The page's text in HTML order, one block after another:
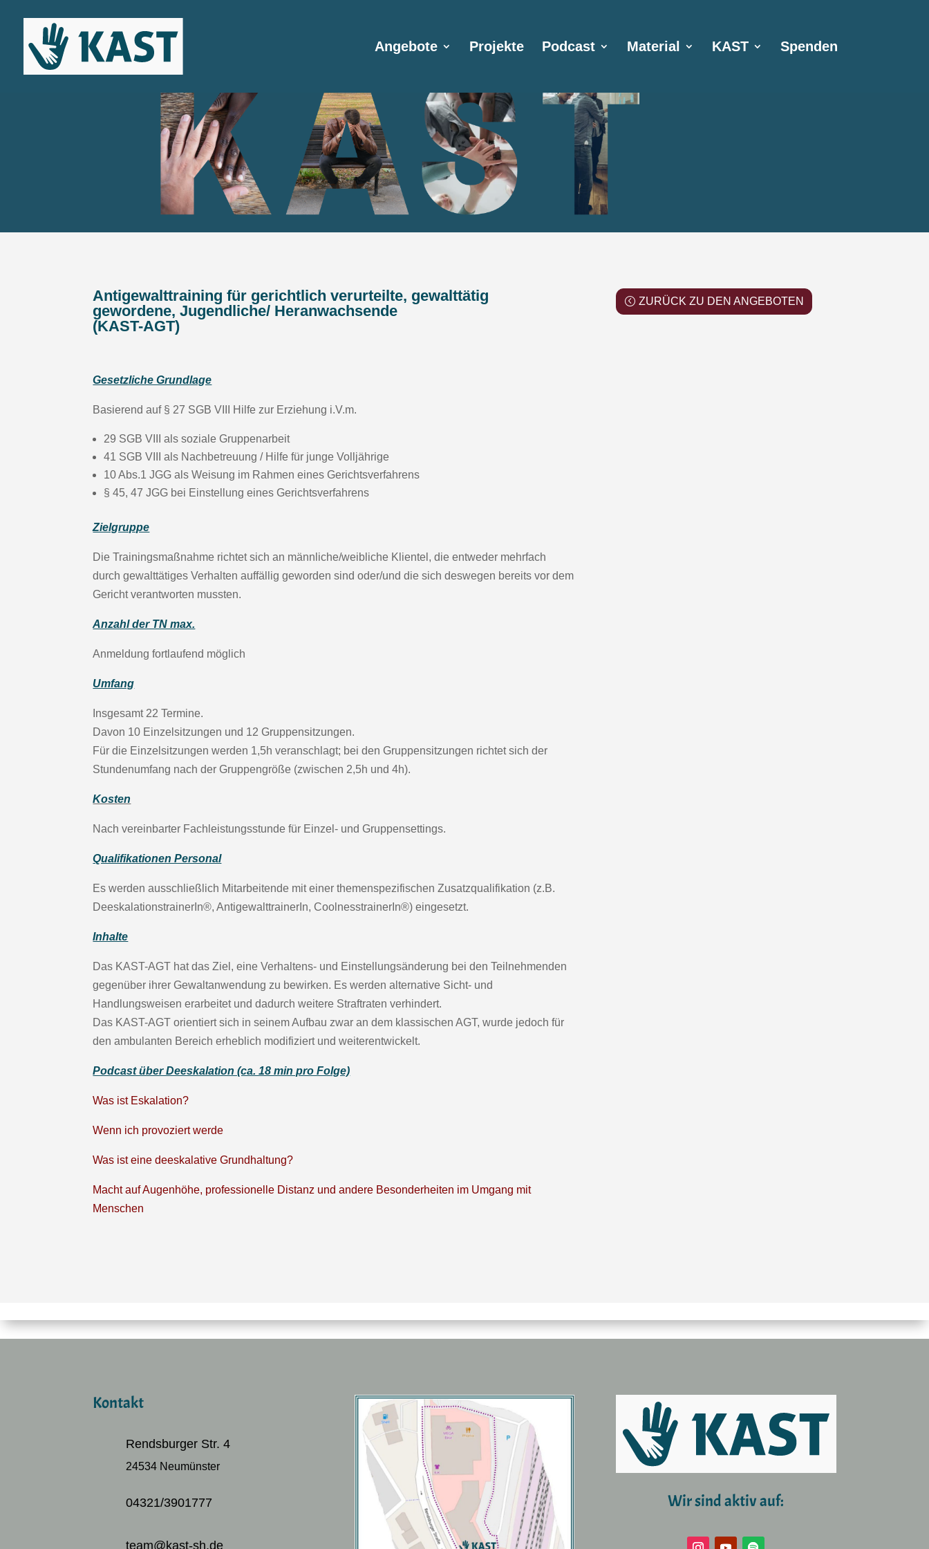
Angebote Projekte Podcast Material KAST Spenden
Antigewalttraining für gerichtlich verurteilte, gewalttätig
gewordene, Jugendliche/ Heranwachsende
(KAST-AGT)
Gesetzliche Grundlage
Basierend auf § 27 SGB VIII Hilfe zur Erziehung i.V.m.
29 SGB VIII als soziale Gruppenarbeit
41 SGB VIII als Nachbetreuung / Hilfe für junge Volljährige
10 Abs.1 JGG als Weisung im Rahmen eines Gerichtsverfahrens
§ 45, 47 JGG bei Einstellung eines Gerichtsverfahrens
Zielgruppe
Die Trainingsmaßnahme richtet sich an männliche/weibliche Klientel, die entweder mehrfach
durch gewalttätiges Verhalten auffällig geworden sind oder/und die sich deswegen bereits vor dem
Gericht verantworten mussten.
Anzahl der TN max.
Anmeldung fortlaufend möglich
Umfang
Insgesamt 22 Termine.
Davon 10 Einzelsitzungen und 12 Gruppensitzungen.
Für die Einzelsitzungen werden 1,5h veranschlagt; bei den Gruppensitzungen richtet sich der
Stundenumfang nach der Gruppengröße (zwischen 2,5h und 4h).
Kosten
Nach vereinbarter Fachleistungsstunde für Einzel- und Gruppensettings.
Qualifikationen Personal
Es werden ausschließlich Mitarbeitende mit einer themenspezifischen Zusatzqualifikation (z.B.
DeeskalationstrainerIn®, AntigewalttrainerIn, CoolnesstrainerIn®) eingesetzt.
Inhalte
Das KAST-AGT hat das Ziel, eine Verhaltens- und Einstellungsänderung bei den Teilnehmenden
gegenüber ihrer Gewaltanwendung zu bewirken. Es werden alternative Sicht- und
Handlungsweisen erarbeitet und dadurch weitere Straftraten verhindert.
Das KAST-AGT orientiert sich in seinem Aufbau zwar an dem klassischen AGT, wurde jedoch für
den ambulanten Bereich erheblich modifiziert und weiterentwickelt.
Podcast über Deeskalation (ca. 18 min pro Folge)
Was ist Eskalation?
Wenn ich provoziert werde
Was ist eine deeskalative Grundhaltung?
Macht auf Augenhöhe, professionelle Distanz und andere Besonderheiten im Umgang mit
Menschen
ZURÜCK ZU DEN ANGEBOTEN
Kontakt
Rendsburger Str. 4
24534 Neumünster
04321/3901777
team@kast-sh.de
Wir sind aktiv auf: